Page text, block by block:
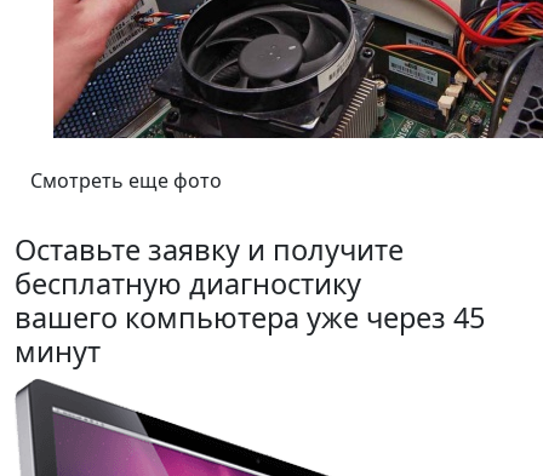
Смотреть еще фото
Оставьте заявку и получите
бесплатную диагностику
вашего компьютера уже через 45
минут